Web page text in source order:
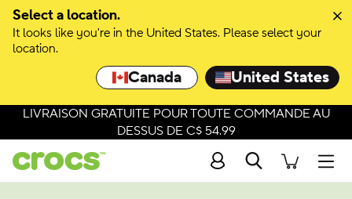
Select a location.
It looks like you're in the United States. Please select your
location.
Canada United States
LIVRAISON GRATUITE POUR TOUTE COMMANDE AU
DESSUS DE C$ 54.99
Recherche